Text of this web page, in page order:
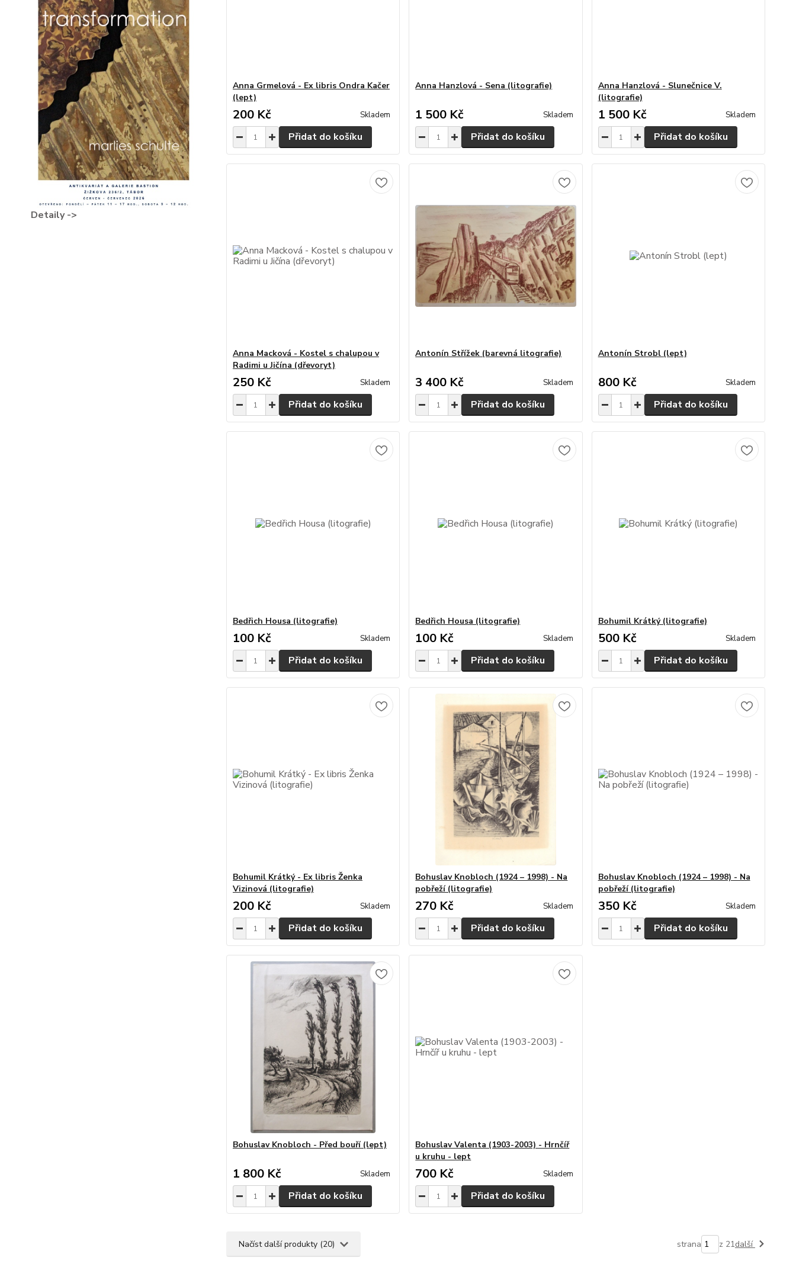
Detaily ->
Anna Grmelová - Ex libris Ondra Kačer
(lept)
200 Kč Skladem
Přidat do košíku
Anna Hanzlová - Sena (litografie)
1 500 Kč Skladem
Přidat do košíku
Anna Hanzlová - Slunečnice V.
(litografie)
1 500 Kč Skladem
Přidat do košíku
Anna Macková - Kostel s chalupou v
Radimi u Jičína (dřevoryt)
250 Kč Skladem
Přidat do košíku
Antonín Střížek (barevná litografie)
3 400 Kč Skladem
Přidat do košíku
Antonín Strobl (lept)
800 Kč Skladem
Přidat do košíku
Bedřich Housa (litografie)
100 Kč Skladem
Přidat do košíku
Bedřich Housa (litografie)
100 Kč Skladem
Přidat do košíku
Bohumil Krátký (litografie)
500 Kč Skladem
Přidat do košíku
Bohumil Krátký - Ex libris Ženka
Vizinová (litografie)
200 Kč Skladem
Přidat do košíku
Bohuslav Knobloch (1924 – 1998) - Na
pobřeží (litografie)
270 Kč Skladem
Přidat do košíku
Bohuslav Knobloch (1924 – 1998) - Na
pobřeží (litografie)
350 Kč Skladem
Přidat do košíku
Bohuslav Knobloch - Před bouří (lept)
1 800 Kč Skladem
Přidat do košíku
Bohuslav Valenta (1903-2003) - Hrnčíř
u kruhu - lept
700 Kč Skladem
Přidat do košíku
Načíst další produkty (20) strana z 21další